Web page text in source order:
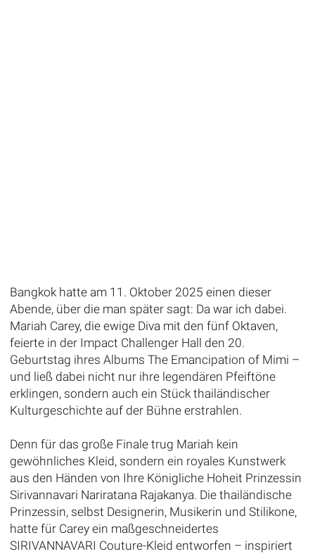
Bangkok hatte am 11. Oktober 2025 einen dieser
Abende, über die man später sagt: Da war ich dabei.
Mariah Carey, die ewige Diva mit den fünf Oktaven,
feierte in der Impact Challenger Hall den 20.
Geburtstag ihres Albums The Emancipation of Mimi –
und ließ dabei nicht nur ihre legendären Pfeiftöne
erklingen, sondern auch ein Stück thailändischer
Kulturgeschichte auf der Bühne erstrahlen.
Denn für das große Finale trug Mariah kein
gewöhnliches Kleid, sondern ein royales Kunstwerk
aus den Händen von Ihre Königliche Hoheit Prinzessin
Sirivannavari Nariratana Rajakanya. Die thailändische
Prinzessin, selbst Designerin, Musikerin und Stilikone,
hatte für Carey ein maßgeschneidertes
SIRIVANNAVARI Couture-Kleid entworfen – inspiriert